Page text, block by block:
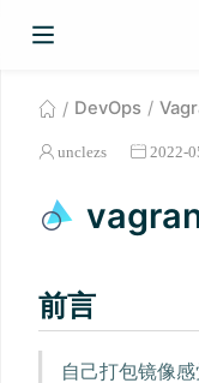
DevOps
unclezs 2022-
前言
自己打包镜像